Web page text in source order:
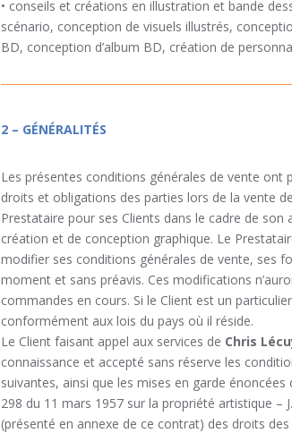
• conseils et créations en illustration et bande
scénario, conception de visuels illustrés,
BD, conception d’album BD, création de
2 – GÉNÉRALITÉS
Les présentes conditions générales de vente ont
droits et obligations des parties lors de la vente
Prestataire pour ses Clients dans le cadre de son
création et de conception graphique. Le
modifier ses conditions générales de vente, ses
moment et sans préavis. Ces modifications
commandes en cours. Si le Client est un
conformément aux lois du pays où il réside.
Le Client faisant appel aux services de Chris
connaissance et accepté sans réserve les
suivantes, ainsi que les mises en garde énoncées
298 du 11 mars 1957 sur la propriété artistique –
(présenté en annexe de ce contrat) des droits